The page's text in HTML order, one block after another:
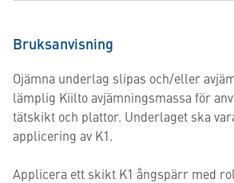
Bruksanvisning
Ojämna underlag slipas och/eller
lämplig Kiilto avjämningsmassa för
tätskikt och plattor. Underlaget ska
applicering av K1.
Applicera ett skikt K1 ångspärr med